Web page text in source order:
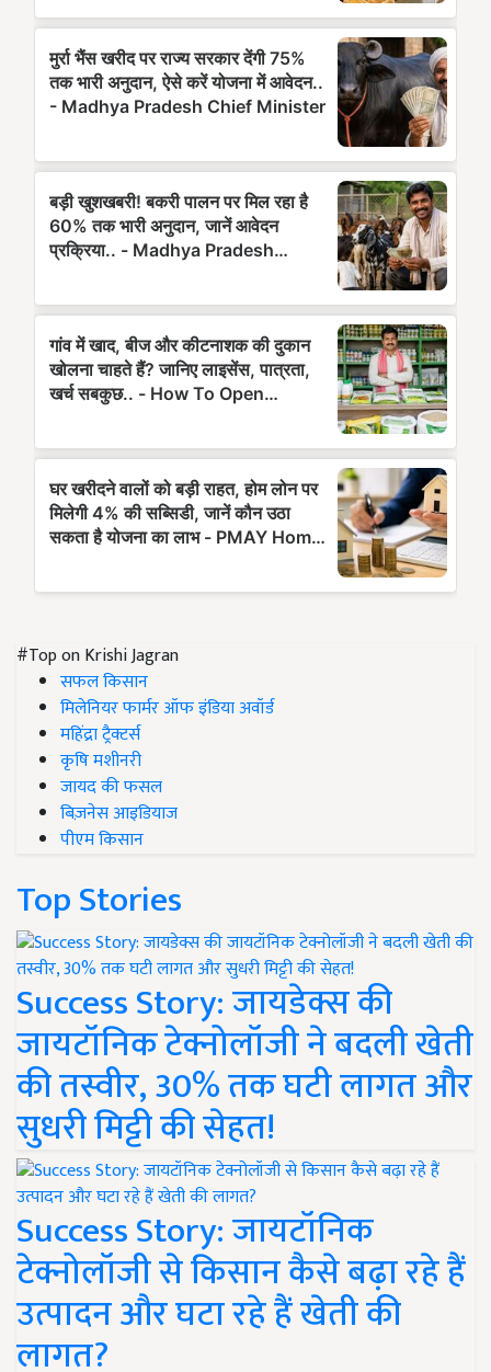
#Top on Krishi Jagran
सफल किसान
मिलेनियर फार्मर ऑफ इंडिया अवॉर्ड
महिंद्रा ट्रैक्टर्स
कृषि मशीनरी
जायद की फसल
बिज़नेस आइडियाज
पीएम किसान
Top Stories
Success Story: जायडेक्स की
जायटॉनिक टेक्नोलॉजी ने बदली खेती
की तस्वीर, 30% तक घटी लागत और
सुधरी मिट्टी की सेहत!
Success Story: जायटॉनिक
टेक्नोलॉजी से किसान कैसे बढ़ा रहे हैं
उत्पादन और घटा रहे हैं खेती की
लागत?